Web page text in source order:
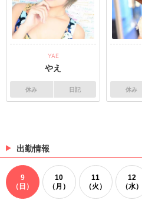
YAE
やえ
休み 日記 休み
出勤情報
9
（日）
10
（月）
11
（火）
12
（水）